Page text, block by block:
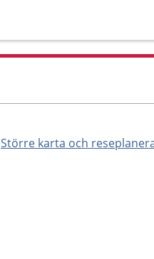
Större karta och